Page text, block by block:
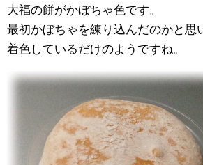
大福の餅がかぼちゃ色です。
最初かぼちゃを練り込んだのかと思
着色しているだけのようですね。